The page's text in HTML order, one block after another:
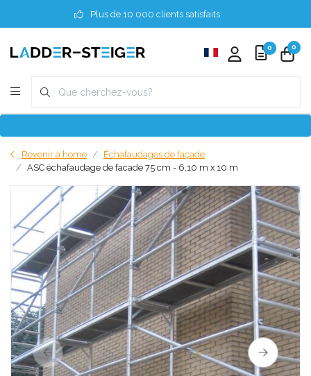
Plus de 10 000 clients satisfaits
0 0
Revenir à home
Échafaudages de façade
ASC échafaudage de facade 75 cm - 6,10 m x 10 m